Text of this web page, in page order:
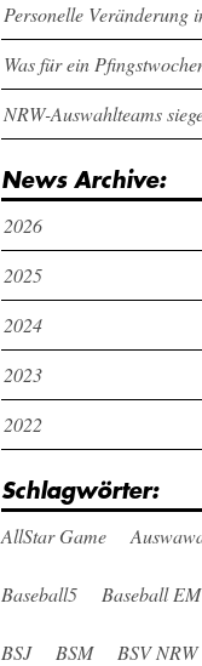
Personelle Veränderung
News Archive:
2026
2025
2024
2023
2022
Schlagwörter:
AllStar Game
Baseball5 Baseball EM
BSJ BSM BSV NRW